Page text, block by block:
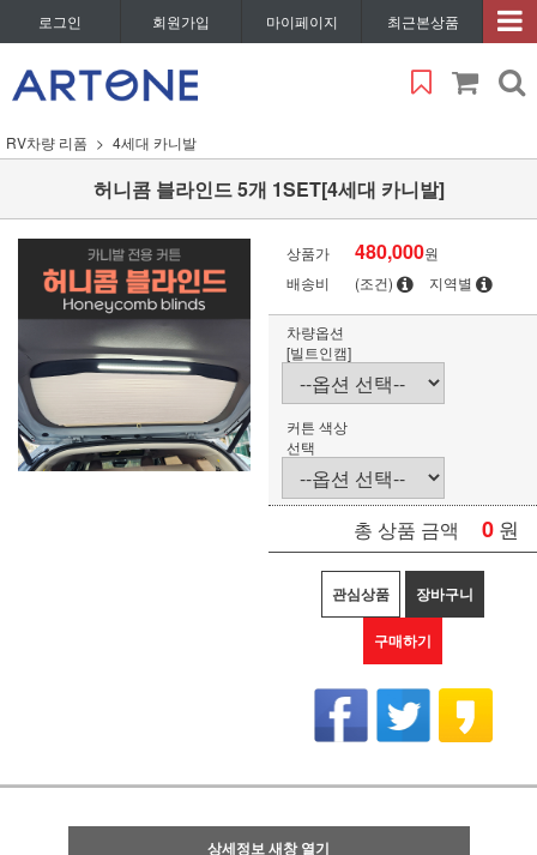
로그인 회원가입 마이페이지 최근본상품
RV차량 리폼 4세대 카니발
허니콤 블라인드 5개 1SET[4세대 카니발]
상품가 480,000원
배송비
(조건) 지역별
차량옵션
[빌트인캠]
커튼 색상
선택
총 상품 금액 0 원
관심상품 장바구니
구매하기
상세정보 새창 열기